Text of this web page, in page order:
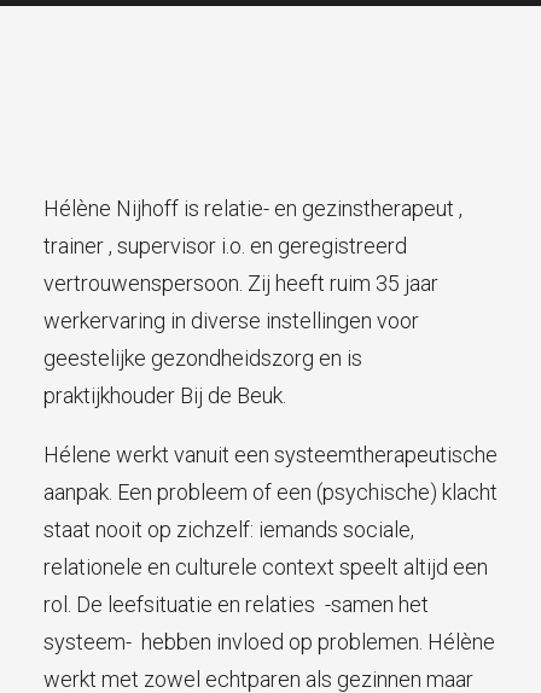
Hélène Nijhoff is relatie- en gezinstherapeut ,
trainer , supervisor i.o. en geregistreerd
vertrouwenspersoon. Zij heeft ruim 35 jaar
werkervaring in diverse instellingen voor
geestelijke gezondheidszorg en is
praktijkhouder Bij de Beuk.
Hélene werkt vanuit een systeemtherapeutische
aanpak. Een probleem of een (psychische) klacht
staat nooit op zichzelf: iemands sociale,
relationele en culturele context speelt altijd een
rol. De leefsituatie en relaties -samen het
systeem- hebben invloed op problemen. Hélène
werkt met zowel echtparen als gezinnen maar